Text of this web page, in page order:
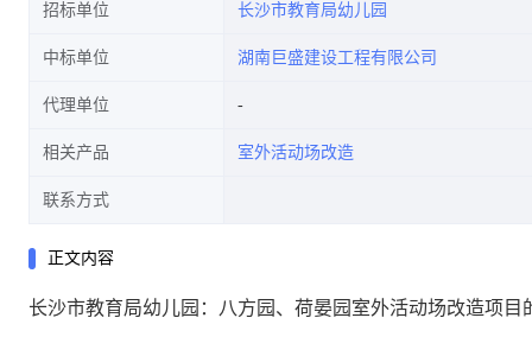
招标单位 长沙市教育局幼儿园
中标单位 湖南巨盛建设工程有限公司
代理单位
相关产品 室外活动场改造
联系方式
正文内容
长沙市教育局幼儿园：八方园、荷晏园室外活动场改造项目